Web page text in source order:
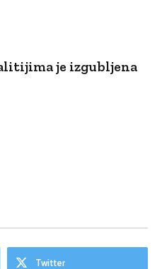
je izgubljena
Twitter